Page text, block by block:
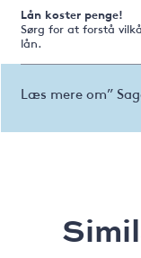
Lån koster penge!
Sørg for at forstå
lån.
Læs mere om”